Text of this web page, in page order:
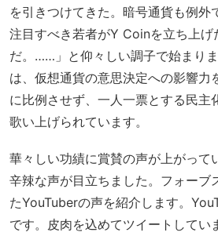
を引きつけてきた。暗号通貨も例外
注目すべき若者がY Coinを立ち上げ
だ。……」と仰々しい調子で始まり
は、仮想通貨の意思決定への影響力
に比例させず、一人一票とする民主
歌い上げられています。
華々しい功績に賞賛の声が上がっ
辛辣な声が目立ちました。フォーブ
たYouTuberの声を紹介します。
です。皮肉を込めてツイートしてい